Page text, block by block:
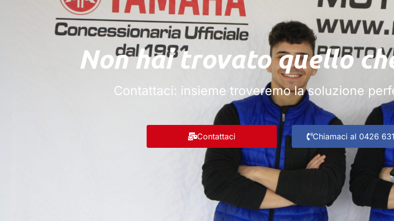
Non hai trovato quello
Contattaci: insieme troveremo la soluzione
Contattaci Chiamaci al 0426